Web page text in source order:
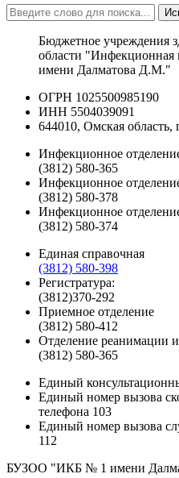
Бюджетное учреждения
области "Инфекционная
имени Далматова Д.М."
ОГРН 1025500985190
ИНН 5504039091
644010, Омская
Инфекционное
(3812) 580-365
Инфекционное
(3812) 580-378
Инфекционное
(3812) 580-374
Единая справочная
(3812) 580-398
Регистратура:
(3812)370-292
Приемное отделение
(3812) 580-412
Отделение реанимации
(3812) 580-365
Единый
Единый номер вызова
телефона 103
Единый номер вызова
112
БУЗОО "ИКБ № 1 имени